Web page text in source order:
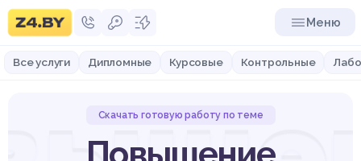
Меню
Все услуги Дипломные Курсовые Контрольные
Скачать готовую работу по теме